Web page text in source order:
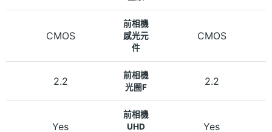
CMOS
前相機
感光元
件
CMOS
2.2
前相機
光圈F
2.2
Yes
前相機
UHD
Yes